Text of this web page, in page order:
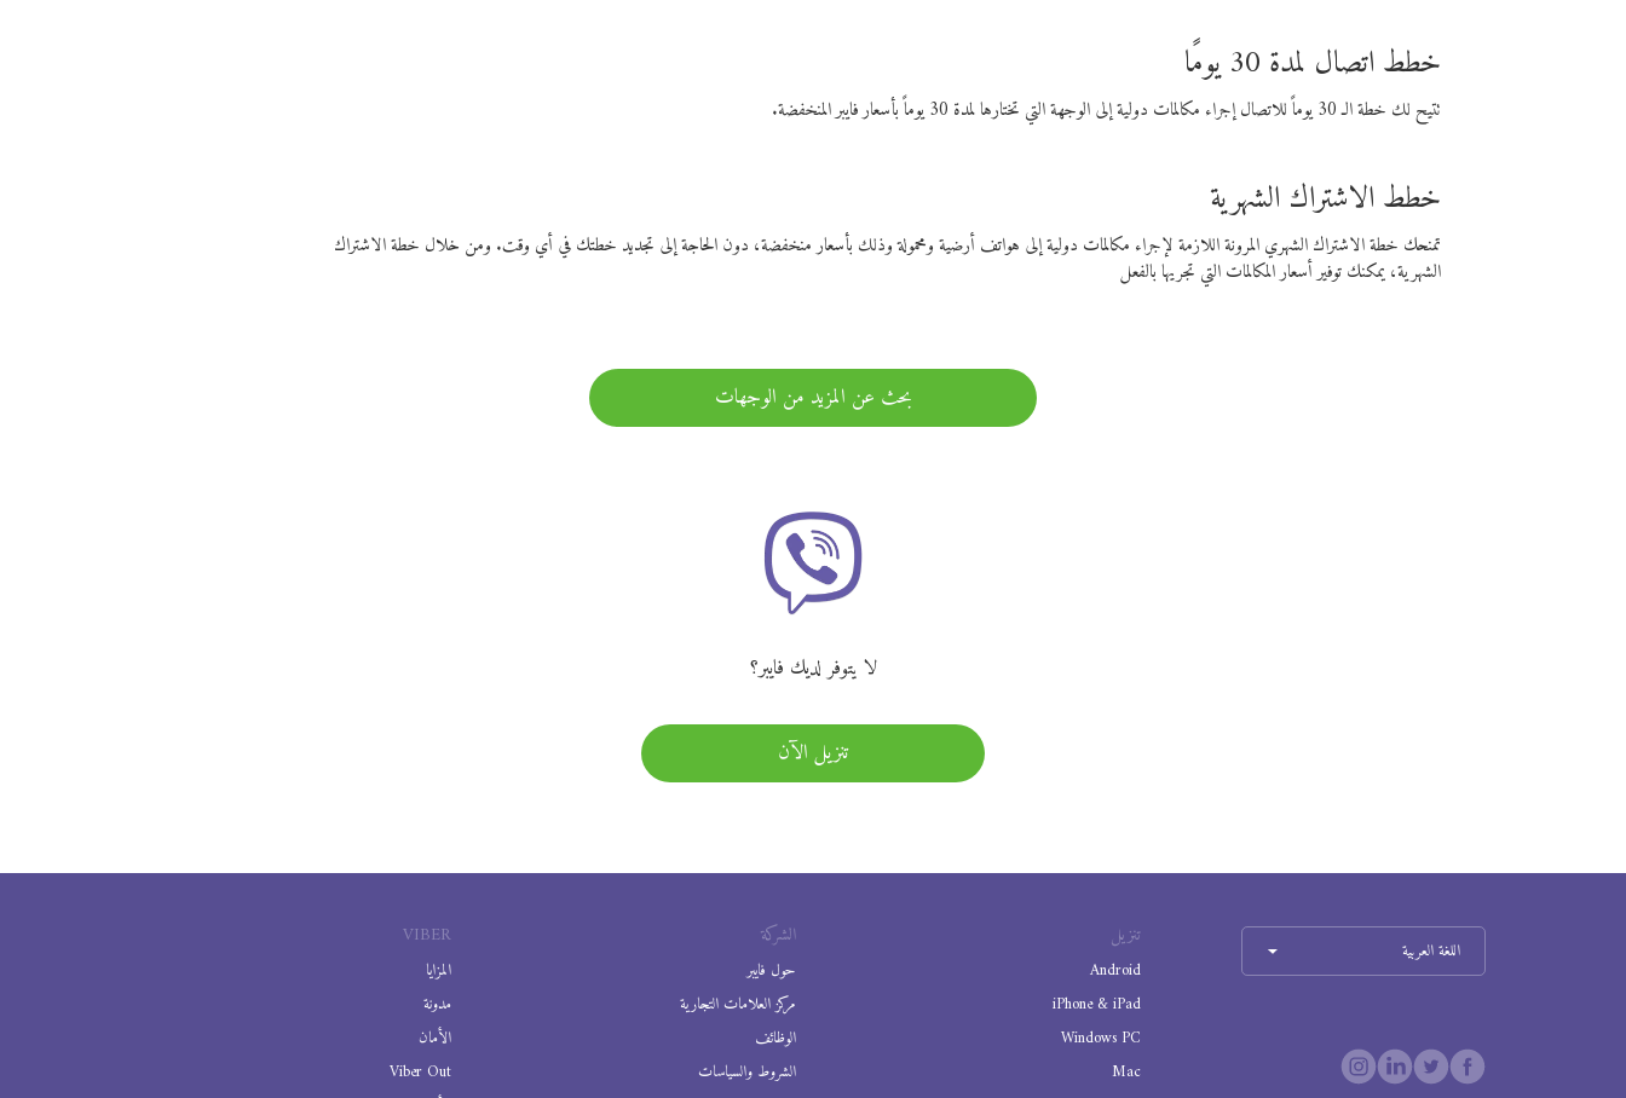
خطط اتصال لمدة 30 يومًا
تتيح لك خطة الـ 30 يوماً للاتصال إجراء مكالمات دولية إلى الوجهة التي تختارها لمدة 30 يوماً بأسعار فايبر المنخفضة.
خطط الاشتراك الشهرية
تمنحك خطة الاشتراك الشهري المرونة اللازمة لإجراء مكالمات دولية إلى هواتف أرضية ومحمولة وذلك بأسعار منخفضة، دون الحاجة إلى تجديد خطتك في أي وقت. ومن خلال خطة الاشتراك
الشهرية، يمكنك توفير أسعار المكالمات التي تجريها بالفعل
بحث عن المزيد من الوجهات
لا يتوفر لديك فايبر؟
تنزيل الآن
VIBER
المزايا
مدونة
الأمان
Viber Out
الشركة
حول فايبر
مركز العلامات التجارية
الوظائف
الشروط والسياسات
تنزيل
Android
iPhone & iPad
Windows PC
Mac
اللغة العربية